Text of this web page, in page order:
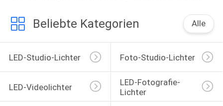
Beliebte Kategorien Alle
LED-Studio-Lichter Foto-Studio-Lichter
LED-Videolichter
LED-Fotografie-
Lichter